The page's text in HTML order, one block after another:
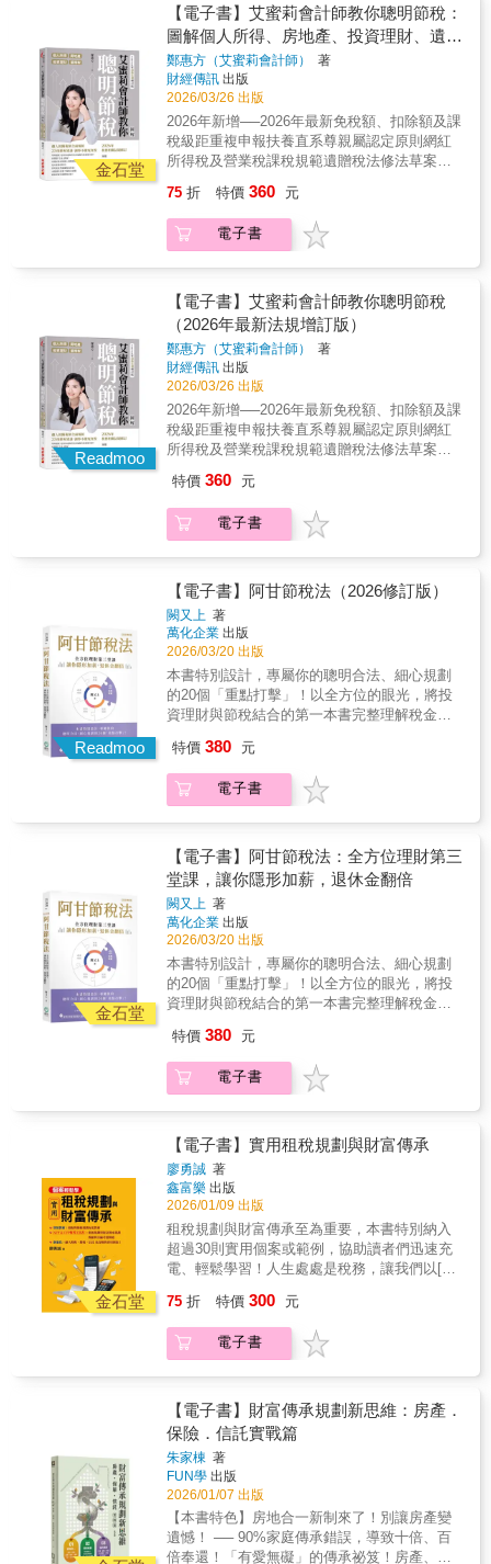
上就能節稅，有超過90％的上班族都沒發現。
做網拍、有外快、斜槓青年，怎麼節稅免稅？ ‧
你有正當收據，政府就會放過你： 給廟裡的香
油錢、為兒女點的光明燈，哪一個才能抵稅？
照顧媽媽的看護費用、幫老爸裝的假牙、青春
期女兒的牙齒矯正， 捐錢給私校辦學，捐錢給
慈善基金會……有錢的人用哪種方式合法節
稅？ ◎把愛與錢一起傳下去──遺產稅篇
代，才有法律效力？ 關於繼承，你拿到的是錢
還是債？得先了解限定繼承與拋棄繼承。 陪我
最久的親人就給最多，法律准許嗎？先弄懂遺
產繼承的應繼分與特留分。 在國稅局眼裡，哪
些財產最值錢？遺產估價決定你能不能繼續當
富二代。 ◎喜歡嗎？送給你──贈與稅篇 有錢
人為什麼這麼愛買豪宅給兒女？ 原來留不動產
給下一代超節稅，如果附房貸居然更划算。 長
輩送什麼給新人當新婚賀禮，最能表達祝福之
意又能躲過贈與？ ◎有房斯有財，儘管政府要
你萬萬稅──不動產篇 省吃儉用買下不動產，政
府會收你萬萬稅，怎麼合法減免？ 不動產實價
登錄後加上房地合一稅，隨便賣房等於再多送
一間房給國稅局！ 不用擔心，只要你弄清楚一
生一次、一生一屋的規則， 還有重購退稅加上
自用住宅優惠，賣房就能不用繳稅！ 搞懂所得
稅、遺產稅、贈與稅到房地合一稅的所有眉
角， 你可以合法的少繳稅，甚至一輩子不繳
局法眼， 甚至誤以為，節稅是有錢人才要做的
事，跟自己無關。 但天天在幫老闆做節稅規劃
的信達聯合會計師事務所所長胡碩勻說， 變有
錢的第一步就是懂節稅，因為節稅跟收入多寡
無關， 是一種你對自己財富配置的布局，領死
薪水的上班族更需要。 不論是小資族、頂客
族、單身族，或四口家庭， 小從每月薪水自提
勞退金、買保險，大到數百萬的房屋貸款到遺
產規畫， 只要你搞懂政府收稅的遊戲規則，不
僅可以合法節稅，還能幫自己加薪。 ◎讓錢流
百百種，政府最愛這10種： 薪資、利息、
租賃、財產交易、中獎……這些有憑有據的收
入通通都要報稅， 那麼，領死薪水的你要怎麼
上就能節稅，有超過90％的上班族都沒發現。
做網拍、有外快、斜槓青年，怎麼節稅免稅？ ‧
你有正當收據，政府就會放過你： 給廟裡的香
油錢、為兒女點的光明燈，哪一個才能抵稅？
照顧媽媽的看護費用、幫老爸裝的假牙、青春
期女兒的牙齒矯正， 捐錢給私校辦學，捐錢給
慈善基金會……有錢的人用哪種方式合法節
稅？ ◎把愛與錢一起傳下去──遺產稅篇
代，才有法律效力？ 關於繼承，你拿到的是錢
最久的親人就給最多，法律准許嗎？先弄懂遺
產繼承的應繼分與特留分。 在國稅局眼裡，哪
些財產最值錢？遺產估價決定你能不能繼續當
富二代。 ◎喜歡嗎？送給你──贈與稅篇 有錢
人為什麼這麼愛買豪宅給兒女？ 原來留不動產
給下一代超節稅，如果附房貸居然更划算。 長
輩送什麼給新人當新婚賀禮，最能表達祝福之
意又能躲過贈與？ ◎有房斯有財，儘管政府要
你萬萬稅──不動產篇 省吃儉用買下不動產，政
府會收你萬萬稅，怎麼合法減免？ 不動產實價
登錄後加上房地合一稅，隨便賣房等於再多送
一間房給國稅局！ 不用擔心，只要你弄清楚一
生一次、一生一屋的規則， 還有重購退稅加上
自用住宅優惠，賣房就能不用繳稅！ 搞懂所得
稅、遺產稅、贈與稅到房地合一稅的所有眉
角， 你可以合法的少繳稅，甚至一輩子不繳
金石堂
【電子書】艾蜜莉會計師教你聰明節稅：
圖解個人所得、房地產、投資理財、遺贈
稅
鄭惠方（艾蜜莉會計師）
著
財經傳訊 出版
2026/03/26 出版
2026年新增──2026年最新免稅額、扣除額及課
稅級距重複申報扶養直系尊親屬認定原則網紅
所得稅及營業稅課稅規範遺贈稅法修法草案重
節稅指南及系統化個人稅務說明。只要有所得
就要繳稅，而所得來源分為以下四種：個人所
得、房地產、投資理財、遺贈稅。本書就這四
稅，也告訴你如何合法節稅。艾蜜莉會計師一
次告訴你25項一定要知道的節稅撇步，讓你不
繳冤枉稅！多數人（相信包括你），在5月繳稅
時期，都會感到心痛。你心裡是否有個疑問，
每年到底是在繳些什麼稅？有什麼方法可以合
法節稅，而不被安上逃稅的罪名。你是否年年
心痛、年年疑惑，但是一年過一年。本書解決
你陳年的「痛」和「疑慮」，讓你知道稅的系
統和節稅的方法。你年年的「痛」和「疑慮」
是因為稅制很難、稅法很雜，你搞不懂，根本
目中的節稅方法只有：把所得掛給人頭、多報
撫養親屬等，但這些可能是逃漏稅的偏門，你
或許能少繳稅，也可能讓國稅局上門要你補稅
用圖來解釋難懂的概念；用表格、邊欄呈現重
要參考資料；用淺白的文字說明所有重要法
源；用案例來說明規定如何適用。本書為所有
程度的讀者建立清楚的個人稅制系統概念，有
了基本概念之後，你才知道如何真正合法節
稅。例如，如果你了解個人所得稅是採「現金
收付制」（即按照現金收支的時點判定所得及
稅率，你自然會知道可以透過調整收入實現的
時間點，讓所得實現在稅率較低的年度來節
稅。作者提出25項節稅訣竅，如提高勞保退休
金的提撥比例，提撥的部分當年免稅，自然降
低、稅率也低，自然比現在繳稅來得划算。增
加儲蓄的同時，也省下稅金，一舉兩得。中華
民國萬萬稅，所以對個人（自然人）而言，除
了個人所得稅外，投資理財、房地產、遺產及
贈與等相關稅賦問題，在人的一生中也幾乎一
定會遇到，本書各以專章介紹。你不愛繳稅，
所以你想了解稅，進而節稅；不過稅又很難
解，所以你永遠不懂稅，永遠多繳稅。本書讓
你打破上述惡性循環。本書在2018年出版後，
廣受好評，由於稅務相關法規逐年修正，因此
針對2026年法條更新進行修訂，並新增介紹本
年度最新且最重要議題。 本◇書◇特◇色
◆法條搭配案例解說，明白易懂例如2026年增
訂有房族防錯殺條款，規定五種特殊情形，有
例進行說明，特別易於理解。「房屋租金支出
特別扣除額規定納稅義務人、配偶及受扶養直
系親屬於我國境內須「無自有房屋」，方可列
報。實務上卻常見民眾名下雖有房產，卻因客
觀因素無法居住而必須另行租屋，若一律排除
適用，恐生錯殺情形。財政部113年12月3日台
財稅字第11304656750號令核釋，下列五種特
義務人另行租屋居住仍得申報本項扣除額：1.
公告拆遷或危險房屋：房屋經政府公告拆遷，
或災後依《災害後危險建築物緊急評估辦法》
張貼危險標誌。2. 毀損不堪居住：房屋毀損面
使用。3. 繼承共有且持分未達全部：因繼承取
得共有房屋，申報戶內親屬之持分合計未達百
分之百。4. 就業、就學或就醫異地租屋：申報
戶成員因工作、求學或醫療等客觀因素必須異
地租屋，且名下合計僅有前三項以外之一戶房
屋供自住使用（含共有房屋）。5. 法定分居配
偶之房屋：夫妻符合法定分居條件並各自辦理
綜所稅申報，配偶名下持有之房屋。舉例來
75 折 特價 360 元
電子書
Readmoo
【電子書】艾蜜莉會計師教你聰明節稅
（2026年最新法規增訂版）
鄭惠方（艾蜜莉會計師）
著
財經傳訊 出版
2026/03/26 出版
2026年新增──2026年最新免稅額、扣除額及課
稅級距重複申報扶養直系尊親屬認定原則網紅
所得稅及營業稅課稅規範遺贈稅法修法草案重
節稅指南及系統化個人稅務說明。只要有所得
就要繳稅，而所得來源分為以下四種：個人所
得、房地產、投資理財、遺贈稅。本書就這四
稅，也告訴你如何合法節稅。艾蜜莉會計師一
次告訴你25項一定要知道的節稅撇步，讓你不
繳冤枉稅！多數人（相信包括你），在5月繳稅
時期，都會感到心痛。你心裡是否有個疑問，
每年到底是在繳些什麼稅？有什麼方法可以合
法節稅，而不被安上逃稅的罪名。你是否年年
心痛、年年疑惑，但是一年過一年。本書解決
你陳年的「痛」和「疑慮」，讓你知道稅的系
統和節稅的方法。你年年的「痛」和「疑慮」
無法談論合法節稅這檔事。因為你不懂，你心
目中的節稅方法只有：把所得掛給人頭、多報
撫養親屬等，但這些可能是逃漏稅的偏門，你
加罰金。本書讓你輕鬆而完整解決上述問題；
用圖來解釋難懂的概念；用表格、邊欄呈現重
要參考資料；用淺白的文字說明所有重要法
源；用案例來說明規定如何適用。本書為所有
程度的讀者建立清楚的個人稅制系統概念，有
了基本概念之後，你才知道如何真正合法節
稅。例如，如果你了解個人所得稅是採「現金
收付制」（即按照現金收支的時點判定所得及
稅率，你自然會知道可以透過調整收入實現的
時間點，讓所得實現在稅率較低的年度來節
稅。作者提出25項節稅訣竅，如提高勞保退休
低、稅率也低，自然比現在繳稅來得划算。增
加儲蓄的同時，也省下稅金，一舉兩得。中華
民國萬萬稅，所以對個人（自然人）而言，除
了個人所得稅外，投資理財、房地產、遺產及
贈與等相關稅賦問題，在人的一生中也幾乎一
定會遇到，本書各以專章介紹。你不愛繳稅，
所以你想了解稅，進而節稅；不過稅又很難
解，所以你永遠不懂稅，永遠多繳稅。本書讓
你打破上述惡性循環。本書在2018年出版後，
針對2026年法條更新進行修訂，並新增介紹本
年度最新且最重要議題。 本◇書◇特◇色
◆法條搭配案例解說，明白易懂例如2026年增
房族仍可申報租金扣除額，作者以法條搭配案
例進行說明，特別易於理解。「房屋租金支出
特別扣除額規定納稅義務人、配偶及受扶養直
系親屬於我國境內須「無自有房屋」，方可列
報。實務上卻常見民眾名下雖有房產，卻因客
觀因素無法居住而必須另行租屋，若一律排除
適用，恐生錯殺情形。財政部113年12月3日台
財稅字第11304656750號令核釋，下列五種特
特價 360 元
電子書
Readmoo
【電子書】阿甘節稅法（2026修訂版）
闕又上 著
萬化企業 出版
2026/03/20 出版
本書特別設計，專屬你的聰明合法、細心規劃
的20個「重點打擊」！以全方位的眼光，將投
資理財與節稅結合的第一本書完整理解稅金如
稅，讓退休金再翻一倍！4大領域X 20個節稅重
點打擊 ，啟動節稅思維，運用多元節稅策略，
融合多樣工具，小資族與中產階級存下第一桶
明‧如何避免高額稅負與誤觸法律風險，不踩
雷？‧投資證券究竟是長期持有好，還是避開股
息稅比較好？‧贈與現金買房、直接贈與房子、
繼承房產，哪個比較好？‧夫妻如何報稅最省
稅？配偶之間的資產互轉又該注意哪些稅？ ‧政
府為何願意給予750萬免稅的海外所得，透露出
哪些訊息？闕又上老師以40年豐厚的財務規劃
和理財管理經驗，在本書傳授小資族與中產家
庭，如何在合法的情況下，找到有利的節稅方
式，只要每年合法節稅省下15,000元，以此為
年下來，你得到的福利將高於國家勞保能夠給
付給你的退休金，而且幾乎多出一倍！本書列
舉了四大議題：議題一：台灣個人所得稅的全
的收入，這就是「綜合所得稅」的存在。節稅
的第一步，就是守好你的荷包，減少不必要的
稅負，從每年省下15,000元開始。議題二：理
財稅務更應全盤考量，不只看投資績效要取得
理財稅務的節稅福利不只看稅法，還必須加入
投資績效的考量，避免陷入「稅法表面上應該
做的事，加上投資的考量之後，反而不應該
移轉方式稅金差很大房地產身兼「自住＋投
資」雙重功能，其資產價值較高的特性，稅負
自然高。在不動產贈與上，更需利用「台灣房
與傳承在合理稅制下有效進行財富傳承，確保
資產不因稅負壓力而縮水。掌握最佳的資產傳
承方式，確保未來世代能夠延續資產價值，不
因高額稅負而影響財富的累積與管理。還有聰
明移轉股權，少繳稅、多傳承。然後更進一
步，擴大社會影響力！
特價 380 元
電子書
金石堂
【電子書】阿甘節稅法：全方位理財第三
堂課，讓你隱形加薪，退休金翻倍
闕又上 著
萬化企業 出版
2026/03/20 出版
本書特別設計，專屬你的聰明合法、細心規劃
的20個「重點打擊」！以全方位的眼光，將投
資理財與節稅結合的第一本書完整理解稅金如
稅，讓退休金再翻一倍！4大領域X 20個節稅重
點打擊 ，啟動節稅思維，運用多元節稅策略，
融合多樣工具，小資族與中產階級存下第一桶
明‧如何避免高額稅負與誤觸法律風險，不踩
雷？‧投資證券究竟是長期持有好，還是避開股
息稅比較好？‧贈與現金買房、直接贈與房子、
繼承房產，哪個比較好？‧夫妻如何報稅最省
稅？配偶之間的資產互轉又該注意哪些稅？ ‧政
府為何願意給予750萬免稅的海外所得，透露出
哪些訊息？闕又上老師以40年豐厚的財務規劃
和理財管理經驗，在本書傳授小資族與中產家
庭，如何在合法的情況下，找到有利的節稅方
單位，讓台灣一流企業為你這筆小錢幹活，40
年下來，你得到的福利將高於國家勞保能夠給
付給你的退休金，而且幾乎多出一倍！本書列
舉了四大議題：議題一：台灣個人所得稅的全
貌與高度當你在賺錢的同時，政府也在關心你
的收入，這就是「綜合所得稅」的存在。節稅
的第一步，就是守好你的荷包，減少不必要的
稅負，從每年省下15,000元開始。議題二：理
財稅務更應全盤考量，不只看投資績效要取得
理財稅務的節稅福利不只看稅法，還必須加入
投資績效的考量，避免陷入「稅法表面上應該
做的事，加上投資的考量之後，反而不應該
特價 380 元
電子書
金石堂
【電子書】實用租稅規劃與財富傳承
廖勇誠 著
鑫富樂 出版
2026/01/09 出版
租稅規劃與財富傳承至為重要，本書特別納入
超過30則實用個案或範例，協助讀者們迅速充
電、輕鬆學習！人生處處是稅務，讓我們以[租
(Associate Financial Planner)與CFP(國際認證
高級理財規劃顧問)課綱之改變，本書可作為輕
鬆個案學習的租稅理財參考工具書，助您迅速
個案！2. 具體化：納入個案範例的金額計算，
讓您真的了解！3. 輕鬆學：透過輕鬆易懂的解
說與要點歸納，讓朋友們可以輕鬆學習！4.
AFP & CFP參考工具書：納入租稅規劃與財富
傳承規劃自編考題與解答，讓讀者充實考試重
75 折 特價 300 元
電子書
【電子書】財富傳承規劃新思維：房產．
保險．信託實戰篇
朱家棟 著
FUN學 出版
2026/01/07 出版
【本書特色】房地合一新制來了！別讓房產變
遺憾！ ── 90%家庭傳承錯誤，導致十倍、百
倍奉還！「有愛無礙」的傳承祕笈！房產、保